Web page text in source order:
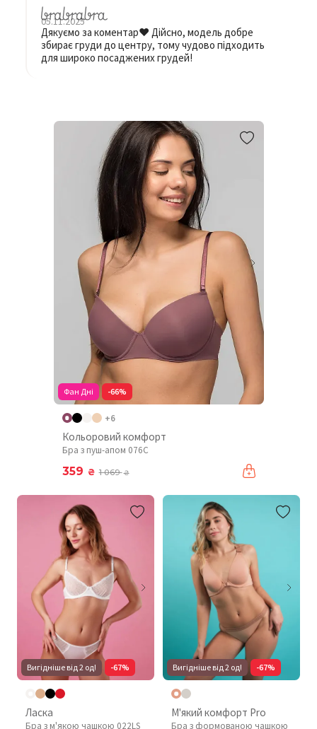
05.11.2025
Дякуємо за коментар❤️ Дійсно, модель добре
збирає груди до центру, тому чудово підходить
для широко посаджених грудей!
Фан Дні -66%
+6
Кольоровий комфорт
Бра з пуш-апом 076C
359 ₴ 1 069₴
Вигідніше від 2 од! -67%
Ласка
Бра з м'якою чашкою 022LS
Вигідніше від 2 од! -67%
М'який комфорт Pro
Бра з формованою чашкою